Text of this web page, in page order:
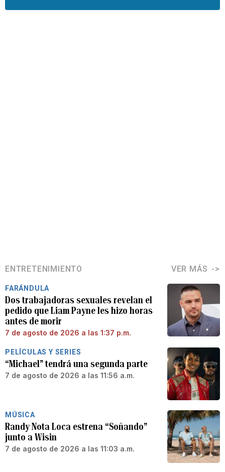
ENTRETENIMIENTO VER MÁS
FARÁNDULA
Dos trabajadoras sexuales revelan el
pedido que Liam Payne les hizo horas
antes de morir
7 de agosto de 2026 a las 1:37 p.m.
PELÍCULAS Y SERIES
“Michael” tendrá una segunda parte
7 de agosto de 2026 a las 11:56 a.m.
MÚSICA
Randy Nota Loca estrena “Soñando”
junto a Wisin
7 de agosto de 2026 a las 11:03 a.m.